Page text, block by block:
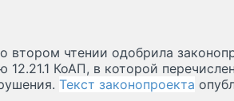
втором чтении одобрила
КоАП, в которой
Текст законопроекта